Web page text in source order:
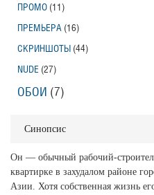
Синопсис
Он — обычный рабочий-
квартирке в захудалом районе
Азии. Хотя собственная жизнь
ПРОМО (11)
ПРЕМЬЕРА (16)
СКРИНШОТЫ (44)
NUDE (27)
ОБОИ (7)